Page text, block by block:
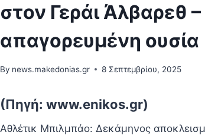
στον Γεράι Άλβαρεθ –
απαγορευμένη ουσία
By news.makedonias.gr 8 Σεπτεμβρίου, 2025
(Πηγή: www.enikos.gr)
Αθλέτικ Μπιλμπάο: Δεκάμηνος